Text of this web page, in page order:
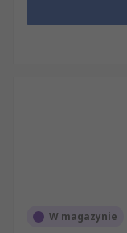
W magazynie